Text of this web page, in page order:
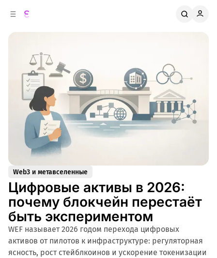
Web3 и метавселенные
Цифровые активы в 2026:
почему блокчейн перестаёт
быть экспериментом
WEF называет 2026 годом перехода цифровых
активов от пилотов к инфраструктуре: регуляторная
ясность, рост стейблкоинов и ускорение токенизации